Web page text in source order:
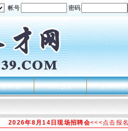
帐号 密码
招 聘 会 人才搜索 人事代理
2026年8月14日现场招聘会<<<点击报